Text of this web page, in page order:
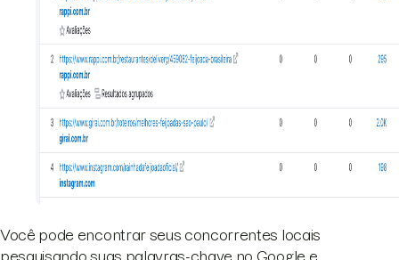
Você pode encontrar seus concorrentes locais
pesquisando suas palavras-chave no Google e